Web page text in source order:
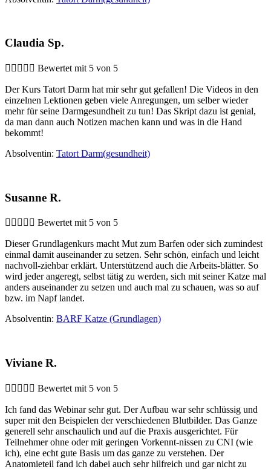
Claudia Sp.
     Bewertet mit 5 von 5
Der Kurs Tatort Darm hat mir sehr gut gefallen! Die Videos in den
einzelnen Lektionen geben viele Anregungen, um selber wieder
mehr für seine Darmgesundheit zu tun! Das Skript dazu ist genial,
da man dann auch Notizen machen kann und was in die Hand
bekommt!
Absolventin: Tatort Darm(gesundheit)
Susanne R.
     Bewertet mit 5 von 5
Dieser Grundlagenkurs macht Mut zum Barfen oder sich zumindest
einmal damit auseinander zu setzen. Sehr schön, einfach und leicht
nachvoll-ziehbar erklärt. Unterstützend auch die Arbeits-blätter. So
wird jeder angeregt, selbst tätig zu werden, sich mit seiner Katze mal
anders auseinander zu setzen und auch mal zu schauen, was so auf
bzw. im Napf landet.
Absolventin: BARF Katze (Grundlagen)
Viviane R.
     Bewertet mit 5 von 5
Ich fand das Webinar sehr gut. Der Aufbau war sehr schlüssig und
super mit den Beispielen der verschiedenen Blutbilder. Das Ganze
generell sehr anschaulich und auf die Praxis ausgerichtet. Für
Teilnehmer ohne oder mit geringen Vorkennt-nissen zu CNI (wie
ich), eine echt gute Basis um das ganze zu verstehen. Der
Anatomieteil fand ich dabei auch sehr hilfreich und gar nicht zu